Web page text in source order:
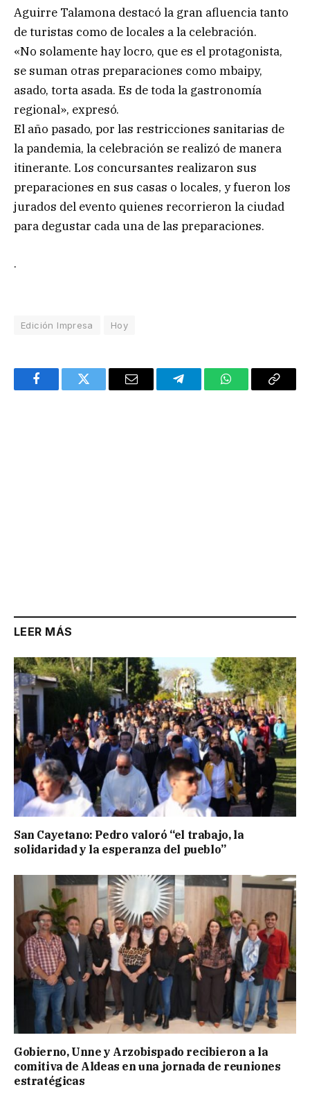
Aguirre Talamona destacó la gran afluencia tanto
de turistas como de locales a la celebración.
«No solamente hay locro, que es el protagonista,
se suman otras preparaciones como mbaipy,
asado, torta asada. Es de toda la gastronomía
regional», expresó.
El año pasado, por las restricciones sanitarias de
la pandemia, la celebración se realizó de manera
itinerante. Los concursantes realizaron sus
preparaciones en sus casas o locales, y fueron los
jurados del evento quienes recorrieron la ciudad
para degustar cada una de las preparaciones.
.
Edición Impresa Hoy
FacebookTwitter Email TelegramWhatsAppCopy
LEER MÁS
San Cayetano: Pedro valoró “el trabajo, la
solidaridad y la esperanza del pueblo”
Gobierno, Unne y Arzobispado recibieron a la
comitiva de Aldeas en una jornada de reuniones
estratégicas